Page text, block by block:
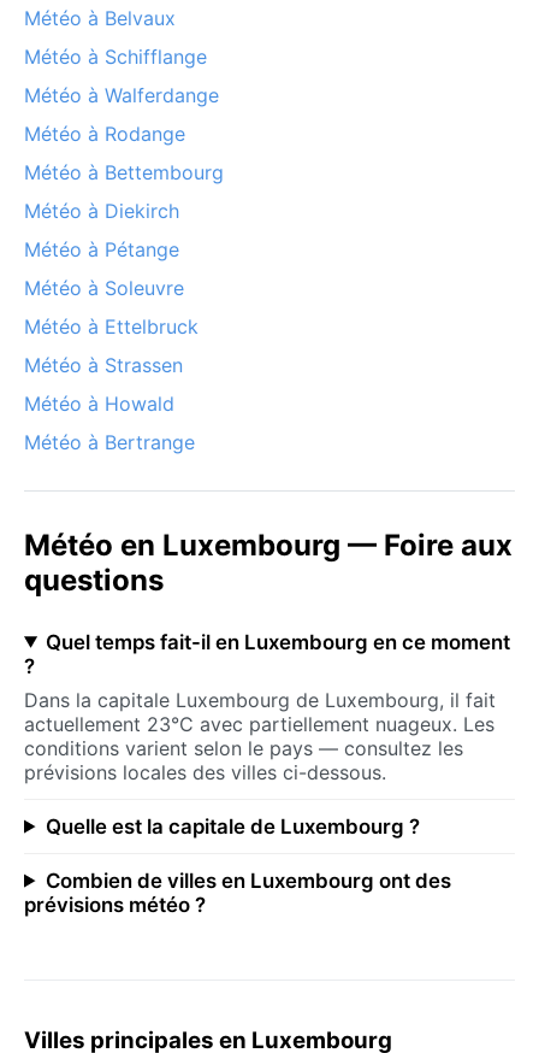
Météo à Belvaux
Météo à Schifflange
Météo à Walferdange
Météo à Rodange
Météo à Bettembourg
Météo à Diekirch
Météo à Pétange
Météo à Soleuvre
Météo à Ettelbruck
Météo à Strassen
Météo à Howald
Météo à Bertrange
Météo en Luxembourg — Foire aux
questions
Quel temps fait-il en Luxembourg en ce moment
?
Dans la capitale Luxembourg de Luxembourg, il fait
actuellement 23°C avec partiellement nuageux. Les
conditions varient selon le pays — consultez les
prévisions locales des villes ci-dessous.
Quelle est la capitale de Luxembourg ?
Combien de villes en Luxembourg ont des
prévisions météo ?
Villes principales en Luxembourg